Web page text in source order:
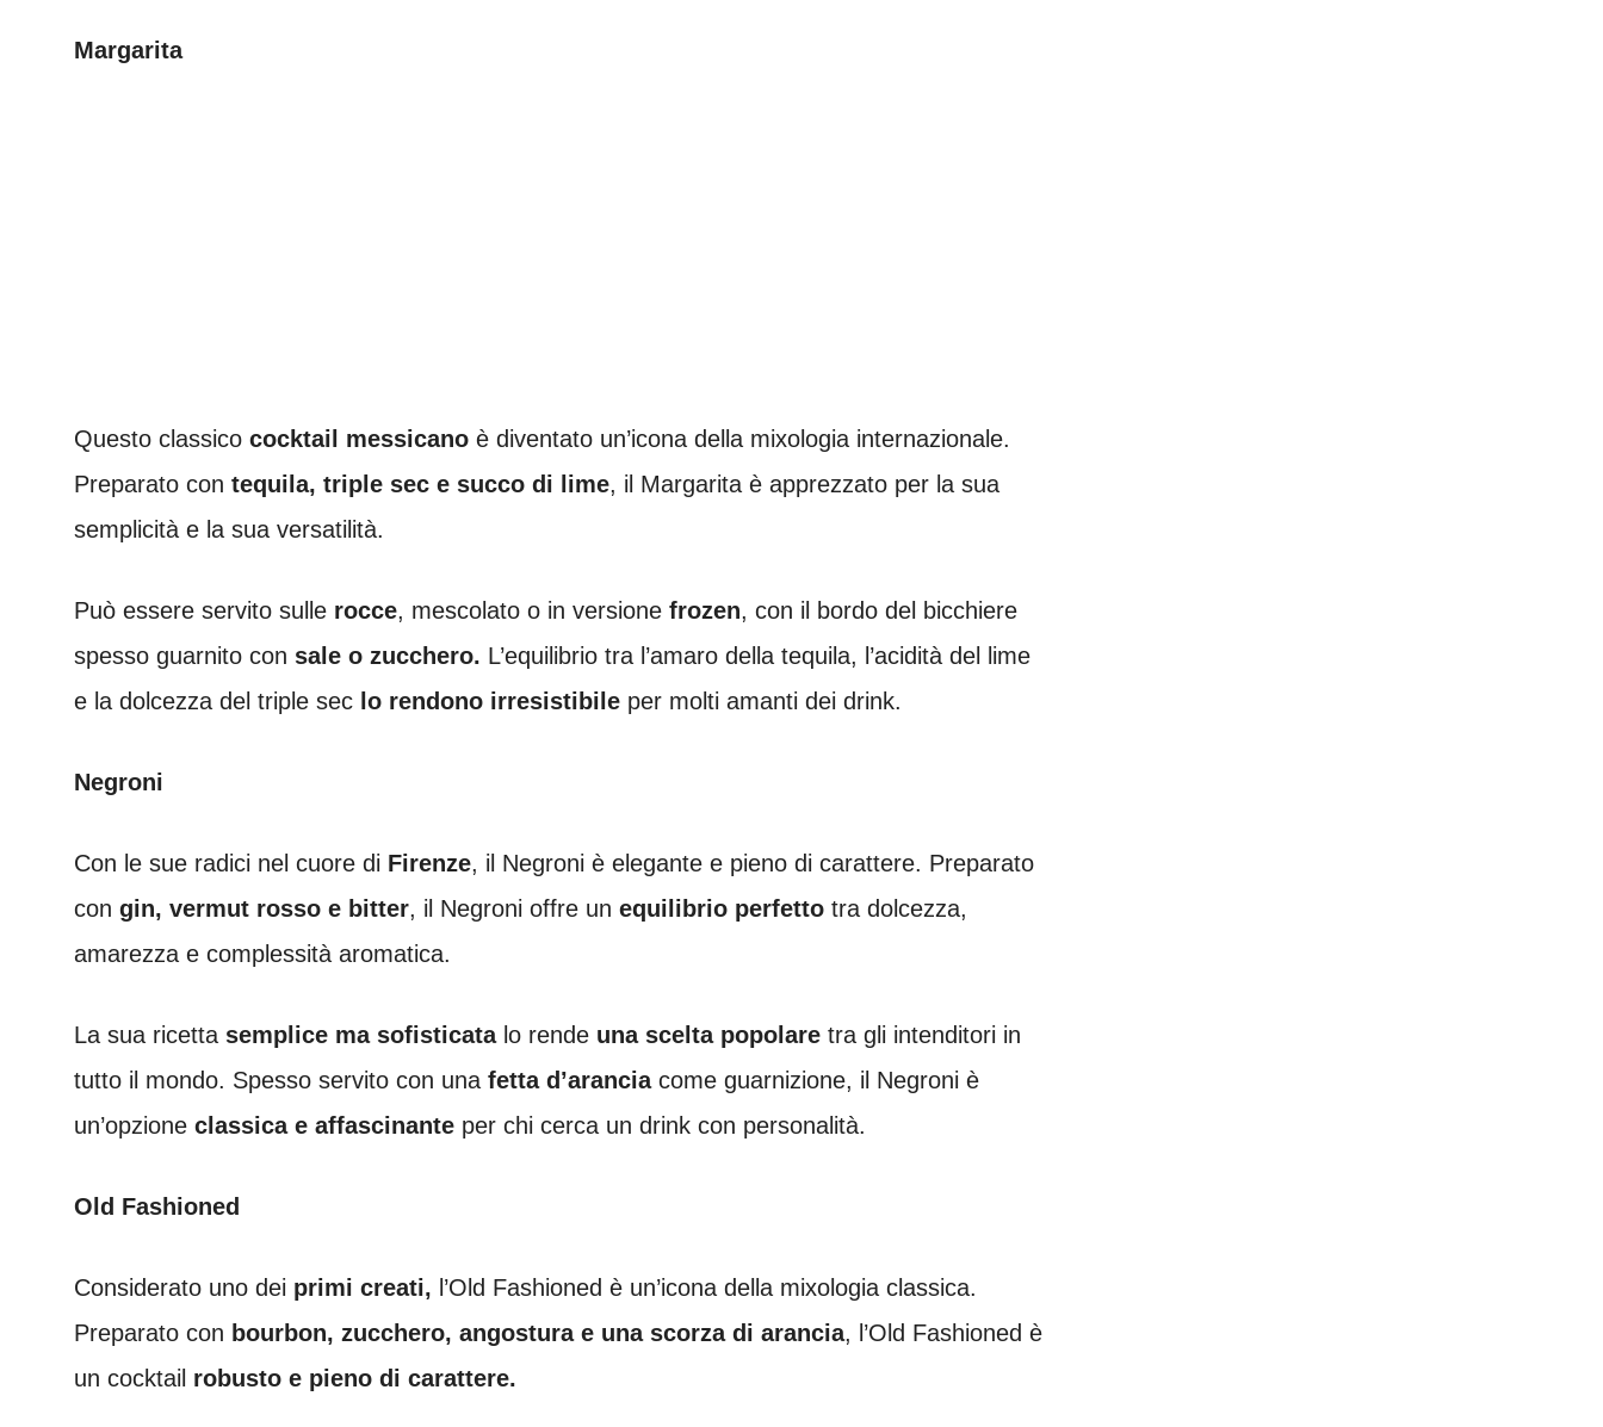
Margarita
Questo classico cocktail messicano è diventato un’icona della mixologia internazionale.
Preparato con tequila, triple sec e succo di lime, il Margarita è apprezzato per la sua
semplicità e la sua versatilità.
Può essere servito sulle rocce, mescolato o in versione frozen, con il bordo del bicchiere
spesso guarnito con sale o zucchero. L’equilibrio tra l’amaro della tequila, l’acidità del lime
e la dolcezza del triple sec lo rendono irresistibile per molti amanti dei drink.
Negroni
Con le sue radici nel cuore di Firenze, il Negroni è elegante e pieno di carattere. Preparato
con gin, vermut rosso e bitter, il Negroni offre un equilibrio perfetto tra dolcezza,
amarezza e complessità aromatica.
La sua ricetta semplice ma sofisticatalo rende una scelta popolare tra gli intenditori in
tutto il mondo. Spesso servito con una fetta d’arancia come guarnizione, il Negroni è
un’opzione classica e affascinante per chi cerca un drink con personalità.
Old Fashioned
Considerato uno dei primi creati, l’Old Fashioned è un’icona della mixologia classica.
Preparato con bourbon, zucchero, angostura e una scorza di arancia, l’Old Fashioned è
un cocktail robusto e pieno di carattere.